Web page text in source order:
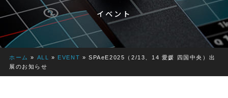
イベント
ホーム » ALL » EVENT » SPAeE2025（2/13、14 愛媛 四国中央）出
展のお知らせ